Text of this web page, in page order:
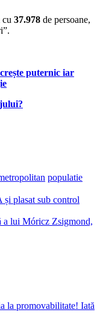
37.978 de persoane,
puternic iar
populatie
plasat sub control
a lui Móricz Zsigmond,
la promovabilitate! Iată